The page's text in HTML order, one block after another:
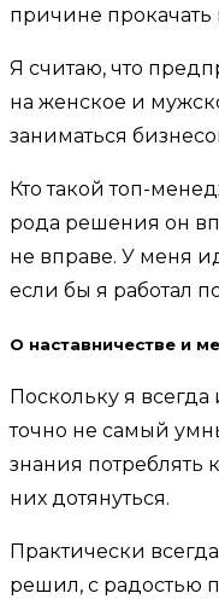
причине прокачать
Я считаю, что
на женское и
заниматься
Кто такой топ-
рода решения он
не вправе. У меня
если бы я работал
О наставничестве и
Поскольку я
точно не самый
знания потреблять
них дотянуться.
Практически
решил, с радостью